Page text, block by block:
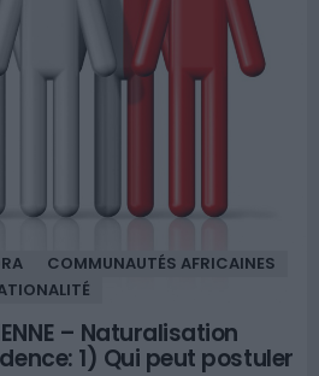
COMMUNAUTÉS AFRICAINES
– Naturalisation
1) Qui peut postuler